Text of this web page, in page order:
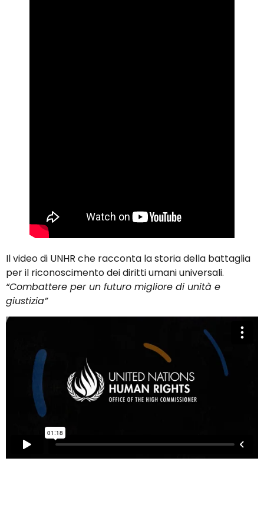
Il video di UNHR che racconta la storia della battaglia
per il riconoscimento dei diritti umani universali.
“Combattere per un futuro migliore di unità e
giustizia”